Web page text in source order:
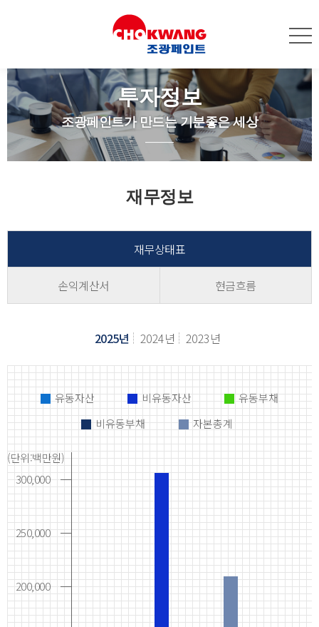
투자정보
조광페인트가 만드는 기분좋은 세상
재무정보
재무상태표
손익계산서 현금흐름
2025년 2024년 2023년
유동자산 비유동자산
유동부채
비유동부채
자본총계
(단위:백만원)
300,000
250,000
200,000